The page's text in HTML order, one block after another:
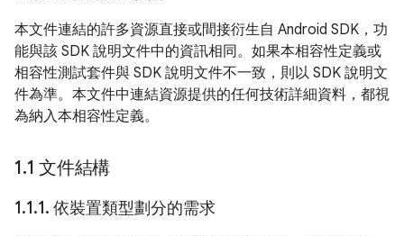
本文件連結的許多資源直接或間接衍生自 Android SDK，功
能與該 SDK 說明文件中的資訊相同。如果本相容性定義或
相容性測試套件與 SDK 說明文件不一致，則以 SDK 說明文
件為準。本文件中連結資源提供的任何技術詳細資料，都視
為納入本相容性定義。
1.1 文件結構
1.1.1. 依裝置類型劃分的需求